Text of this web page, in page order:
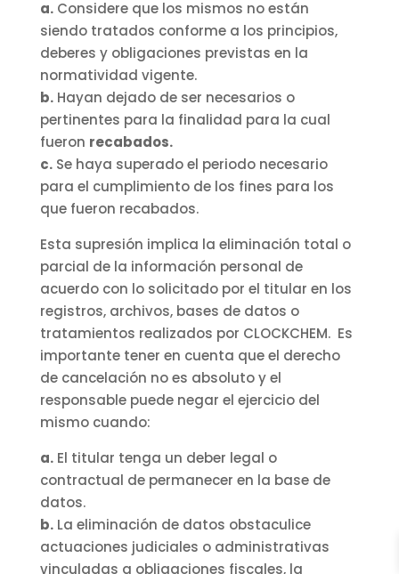
a.Considere que los mismos no están
siendo tratados conforme a los principios,
deberes y obligaciones previstas en la
normatividad vigente.
b.Hayan dejado de ser necesarios o
pertinentes para la finalidad para la cual
fueron recabados.
c.Se haya superado el periodo necesario
para el cumplimiento de los fines para los
que fueron recabados.
Esta supresión implica la eliminación total o
parcial de la información personal de
acuerdo con lo solicitado por el titular en los
registros, archivos, bases de datos o
tratamientos realizados por CLOCKCHEM. Es
importante tener en cuenta que el derecho
de cancelación no es absoluto y el
responsable puede negar el ejercicio del
mismo cuando:
a.El titular tenga un deber legal o
contractual de permanecer en la base de
datos.
b.La eliminación de datos obstaculice
actuaciones judiciales o administrativas
vinculadas a obligaciones fiscales, la